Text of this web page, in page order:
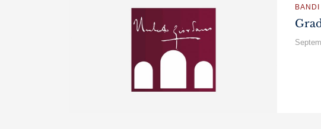
BANDI